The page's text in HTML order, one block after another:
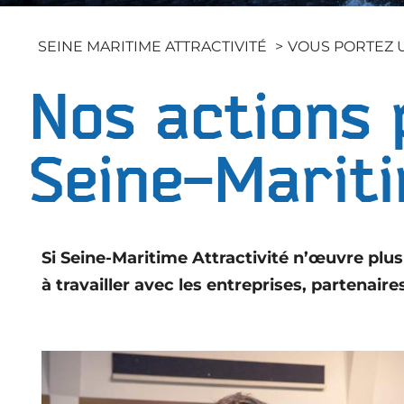
Les Actus
Les Publications
Nous rejoindre
Espace Presse
Faciliter l'attractivité des
territoires
Entreprises / Associations
SEINE MARITIME ATTRACTIVITÉ VOUS PORTEZ
Nos
Seine-
Si Seine-Maritime Attractivité n’œuvre
à travailler avec les entreprises,